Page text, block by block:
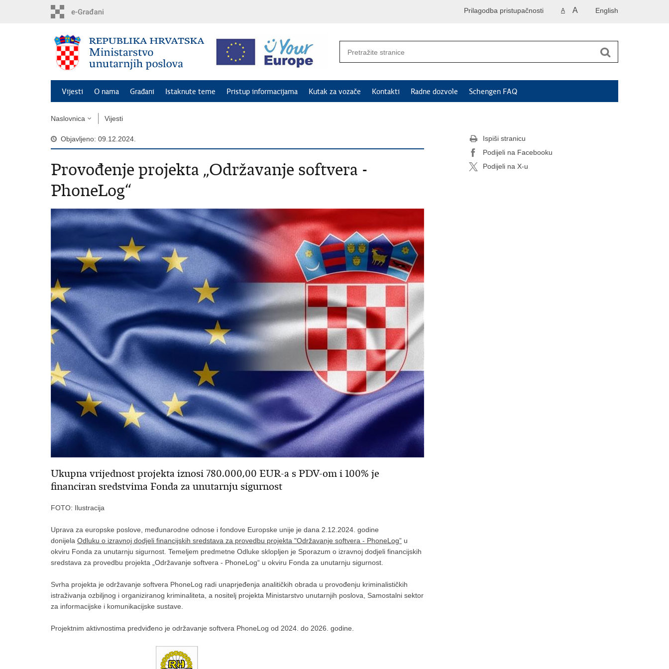
English
A A
Prilagodba pristupačnosti
Vijesti O nama Građani Istaknute teme Pristup informacijama Kutak za vozače Kontakti Radne dozvole Schengen FAQ
Naslovnica Vijesti
Objavljeno: 09.12.2024.
Provođenje projekta „Održavanje softvera -
PhoneLog“
Ukupna vrijednost projekta iznosi 780.000,00 EUR-a s PDV-om i 100% je
financiran sredstvima Fonda za unutarnju sigurnost
FOTO: Ilustracija
Uprava za europske poslove, međunarodne odnose i fondove Europske unije je dana 2.12.2024. godine
donijela Odluku o izravnoj dodjeli financijskih sredstava za provedbu projekta "Održavanje softvera - PhoneLog” u
okviru Fonda za unutarnju sigurnost. Temeljem predmetne Odluke sklopljen je Sporazum o izravnoj dodjeli financijskih
sredstava za provedbu projekta „Održavanje softvera - PhoneLog“ u okviru Fonda za unutarnju sigurnost.
Svrha projekta je održavanje softvera PhoneLog radi unaprjeđenja analitičkih obrada u provođenju kriminalističkih
istraživanja ozbiljnog i organiziranog kriminaliteta, a nositelj projekta Ministarstvo unutarnjih poslova, Samostalni sektor
za informacijske i komunikacijske sustave.
Projektnim aktivnostima predviđeno je održavanje softvera PhoneLog od 2024. do 2026. godine.
Ispiši stranicu
Podijeli na Facebooku
Podijeli na X-u